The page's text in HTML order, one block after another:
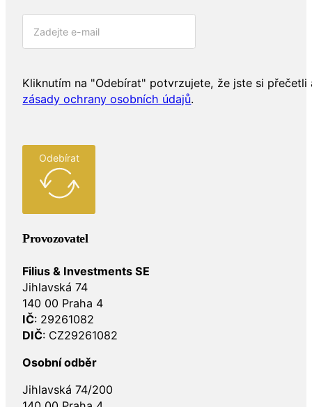
Kliknutím na "Odebírat" potvrzujete, že jste si přečetli
zásady ochrany osobních údajů.
Odebírat
Provozovatel
Filius & Investments SE
Jihlavská 74
140 00 Praha 4
IČ: 29261082
DIČ: CZ29261082
Osobní odběr
Jihlavská 74/200